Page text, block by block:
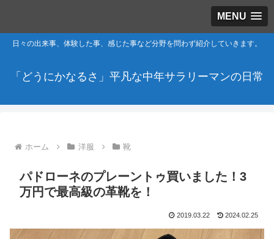
MENU
日々の出来事、体験した事、感じた事など分野を問わず紹介していきます。
「どうにかなるさ」平凡な中年サラリーマンの日常
ホーム 洋服 靴
パドローネのプレーントゥ買いました！3
万円で最高級の革靴を！
2019.03.22 2024.02.25